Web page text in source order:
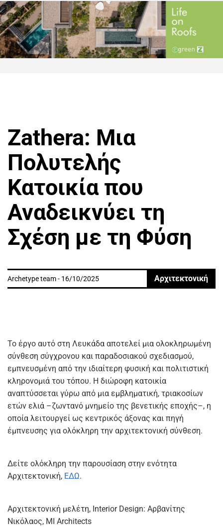
Zathera: Μια
Πολυτελής
Κατοικία που
Αναδεικνύει τη
Σχέση με τη Φύση
Archetype team - 16/10/2025 Αρχιτεκτονική
Το έργο αυτό στη Λευκάδα αποτελεί μια ολοκληρωμένη
σύνθεση σύγχρονου και παραδοσιακού σχεδιασμού,
εμπνευσμένη από την ιδιαίτερη φυσική και πολιτιστική
κληρονομιά του τόπου. Η διώροφη κατοικία
αναπτύσσεται γύρω από μια εμβληματική, τριακοσίων
ετών ελιά –ζωντανό μνημείο της βενετικής εποχής–, η
οποία λειτουργεί ως κεντρικός άξονας και πηγή
έμπνευσης για ολόκληρη την αρχιτεκτονική σύνθεση.
Δείτε ολόκληρη την παρουσίαση στην ενότητα
Αρχιτεκτονική, ΕΔΩ.
Αρχιτεκτονική μελέτη, Interior Design: Αρβανίτης
Νικόλαος, MI Architects